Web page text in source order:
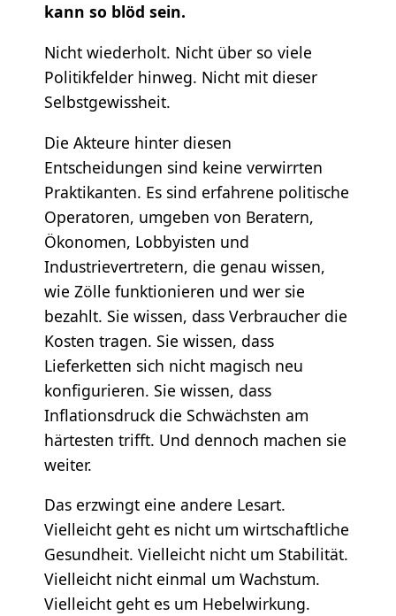
kann so blöd sein.
Nicht wiederholt. Nicht über so viele
Politikfelder hinweg. Nicht mit dieser
Selbstgewissheit.
Die Akteure hinter diesen
Entscheidungen sind keine verwirrten
Praktikanten. Es sind erfahrene politische
Operatoren, umgeben von Beratern,
Ökonomen, Lobbyisten und
Industrievertretern, die genau wissen,
wie Zölle funktionieren und wer sie
bezahlt. Sie wissen, dass Verbraucher die
Kosten tragen. Sie wissen, dass
Lieferketten sich nicht magisch neu
konfigurieren. Sie wissen, dass
Inflationsdruck die Schwächsten am
härtesten trifft. Und dennoch machen sie
weiter.
Das erzwingt eine andere Lesart.
Vielleicht geht es nicht um wirtschaftliche
Gesundheit. Vielleicht nicht um Stabilität.
Vielleicht nicht einmal um Wachstum.
Vielleicht geht es um Hebelwirkung.